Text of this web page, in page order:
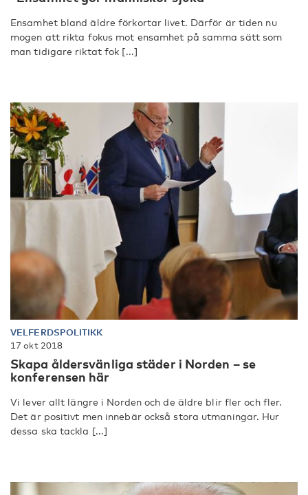
Ensamhet bland äldre förkortar livet. Därför är tiden nu
mogen att rikta fokus mot ensamhet på samma sätt som
man tidigare riktat fok [...]
VELFERDSPOLITIKK
17 okt 2018
Skapa åldersvänliga städer i Norden – se
konferensen här
Vi lever allt längre i Norden och de äldre blir fler och fler.
Det är positivt men innebär också stora utmaningar. Hur
dessa ska tackla [...]